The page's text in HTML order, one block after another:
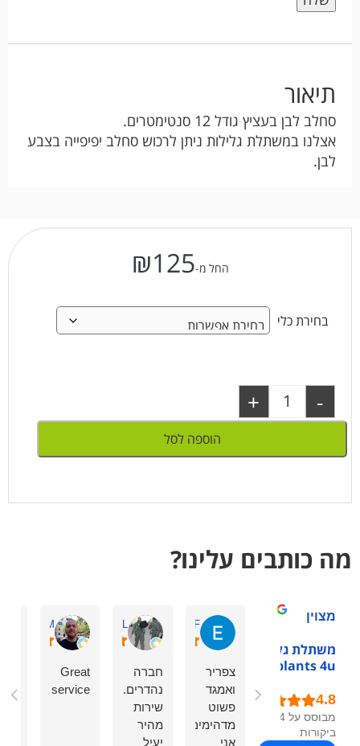
תיאור
סחלב לבן בעציץ גודל 12 סנטימטרים.
אצלנו במשתלת גלילות ניתן לרכוש סחלב יפיפייה בצבע
לבן.
החל מ- ₪125
בחירת כלי
-
+
הוספה לסל
מה כותבים עלינו?
מצוין
משתלת גלילות -
plants 4u
מבוסס על 54
ביקורות
Eden F.
צפריר
ואמגד
פשוט
מדהימים!
אני
חברה
נהדרים.
שירות
מהיר
יעיל
Guy M.
Great
service